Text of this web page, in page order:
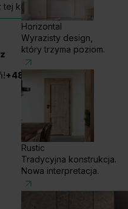
Horizontal
Wyrazisty design,
który trzyma poziom.
Rustic
Tradycyjna konstrukcja.
Nowa interpretacja.
kolekcji
+48 585 858 056